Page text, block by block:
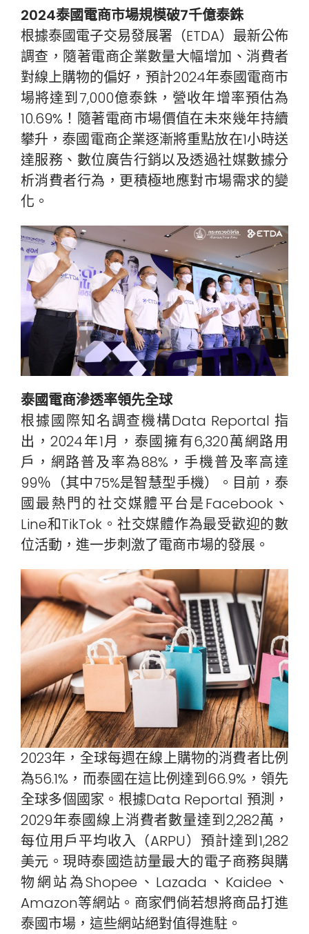
2024泰國電商市場規模破7千億泰銖
根據泰國電子交易發展署（ETDA）最新公佈
調查，隨著電商企業數量大幅增加、消費者
對線上購物的偏好，預計2024年泰國電商市
場將達到7,000億泰銖，營收年增率預估為
10.69%！隨著電商市場價值在未來幾年持續
攀升，泰國電商企業逐漸將重點放在1小時送
達服務、數位廣告行銷以及透過社媒數據分
析消費者行為，更積極地應對市場需求的變
化。
泰國電商滲透率領先全球
根據國際知名調查機構Data Reportal 指
出，2024年1月，泰國擁有6,320萬網路用
戶，網路普及率為88%，手機普及率高達
99％（其中75%是智慧型手機）。目前，泰
國最熱門的社交媒體平台是Facebook、
Line和TikTok。社交媒體作為最受歡迎的數
位活動，進一步刺激了電商市場的發展。
2023年，全球每週在線上購物的消費者比例
為56.1%，而泰國在這比例達到66.9%，領先
全球多個國家。根據Data Reportal 預測，
2029年泰國線上消費者數量達到2,282萬，
每位用戶平均收入（ARPU）預計達到1,282
美元。現時泰國造訪量最大的電子商務與購
物網站為Shopee、Lazada、Kaidee、
Amazon等網站。商家們倘若想將商品打進
泰國市場，這些網站絕對值得進駐。